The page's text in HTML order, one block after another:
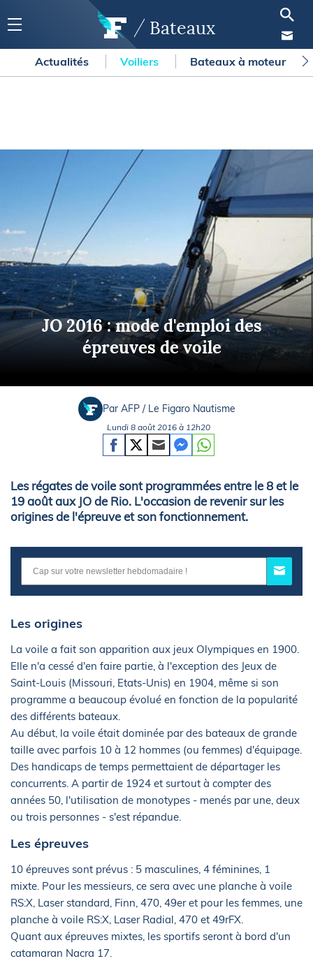
Bateaux
Actualités Voiliers Bateaux à moteur
JO 2016 : mode d'emploi des
épreuves de voile
Par AFP / Le Figaro Nautisme
Lundi 8 août 2016 à 12h20
Les régates de voile sont programmées entre le 8 et le
19 août aux JO de Rio. L'occasion de revenir sur les
origines de l'épreuve et son fonctionnement.
Les origines
La voile a fait son apparition aux jeux Olympiques en 1900.
Elle n'a cessé d'en faire partie, à l'exception des Jeux de
Saint-Louis (Missouri, Etats-Unis) en 1904, même si son
programme a beaucoup évolué en fonction de la popularité
des différents bateaux.
Au début, la voile était dominée par des bateaux de grande
taille avec parfois 10 à 12 hommes (ou femmes) d'équipage.
Des handicaps de temps permettaient de départager les
concurrents. A partir de 1924 et surtout à compter des
années 50, l'utilisation de monotypes - menés par une, deux
ou trois personnes - s'est répandue.
Les épreuves
10 épreuves sont prévus : 5 masculines, 4 féminines, 1
mixte. Pour les messieurs, ce sera avec une planche à voile
RS:X, Laser standard, Finn, 470, 49er et pour les femmes, une
planche à voile RS:X, Laser Radial, 470 et 49rFX.
Quant aux épreuves mixtes, les sportifs seront à bord d'un
catamaran Nacra 17.